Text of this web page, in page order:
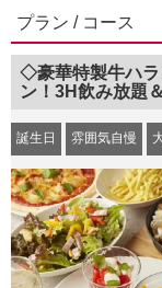
プラン / コース
◇豪華特製牛ハ
ン！3H飲み放題
誕生日 雰囲気自慢